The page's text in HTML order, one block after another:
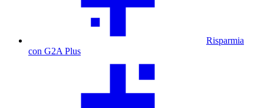
Risparmia
con G2A Plus